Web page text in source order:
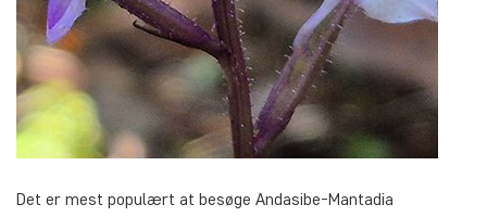
Det er mest populært at besøge Andasibe-Mantadia